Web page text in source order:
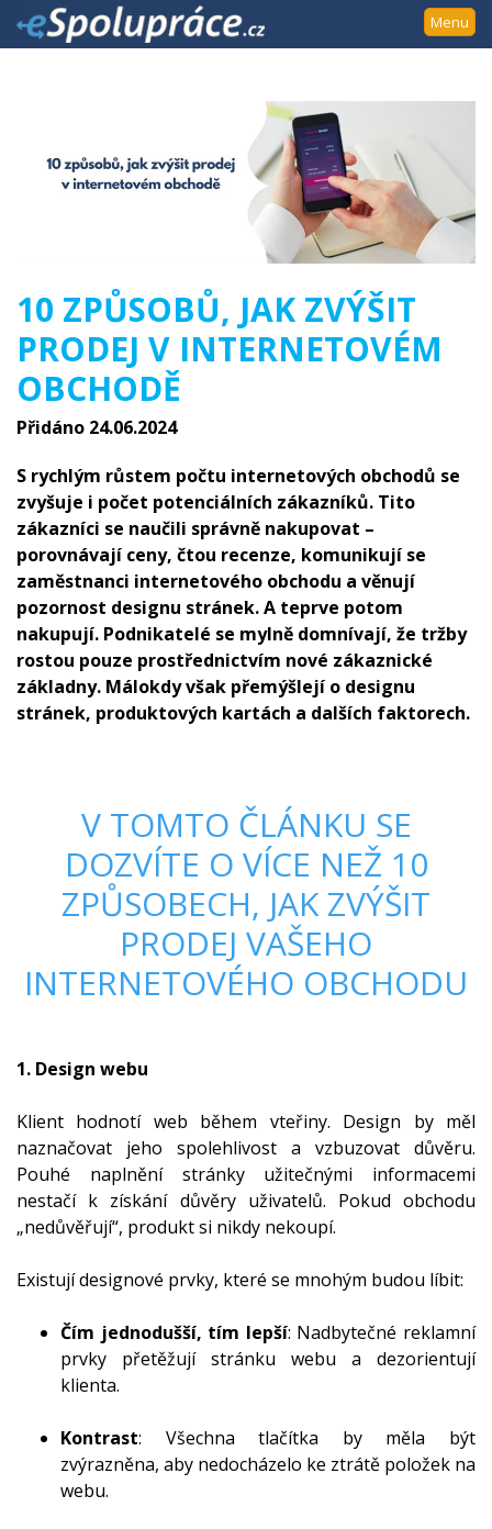
Přejít
k
Přejít
zkratky
Menu
10 ZPŮSOBŮ, JAK ZVÝŠIT
PRODEJ V INTERNETOVÉM
OBCHODĚ
Přidáno 24.06.2024
S rychlým růstem počtu internetových obchodů se
zvyšuje i počet potenciálních zákazníků. Tito
zákazníci se naučili správně nakupovat –
porovnávají ceny, čtou recenze, komunikují se
zaměstnanci internetového obchodu a věnují
pozornost designu stránek. A teprve potom
nakupují. Podnikatelé se mylně domnívají, že tržby
rostou pouze prostřednictvím nové zákaznické
základny. Málokdy však přemýšlejí o designu
stránek, produktových kartách a dalších faktorech.
V TOMTO ČLÁNKU SE
DOZVÍTE O VÍCE NEŽ 10
ZPŮSOBECH, JAK ZVÝŠIT
PRODEJ VAŠEHO
INTERNETOVÉHO OBCHODU
1. Design webu
Klient hodnotí web během vteřiny. Design by měl
naznačovat jeho spolehlivost a vzbuzovat důvěru.
Pouhé naplnění stránky užitečnými informacemi
nestačí k získání důvěry uživatelů. Pokud obchodu
„nedůvěřují“, produkt si nikdy nekoupí.
Existují designové prvky, které se mnohým budou líbit:
Čím jednodušší, tím lepší: Nadbytečné reklamní
prvky přetěžují stránku webu a dezorientují
klienta.
Kontrast: Všechna tlačítka by měla být
zvýrazněna, aby nedocházelo ke ztrátě položek na
webu.